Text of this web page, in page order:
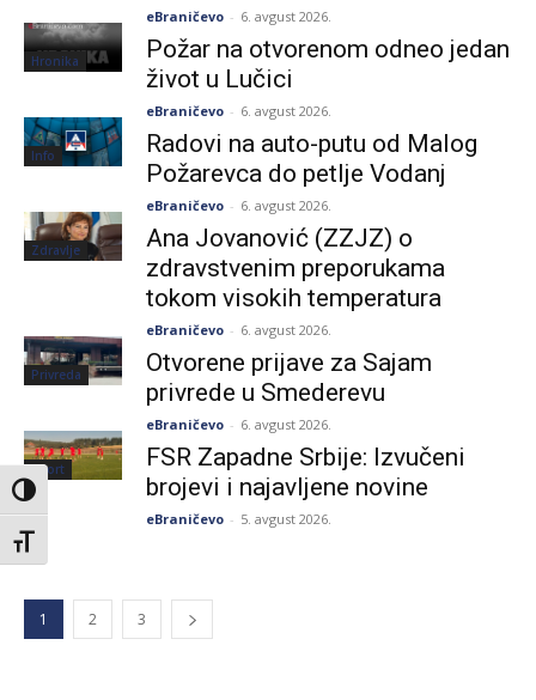
Toggle High Contrast
Toggle Font size
eBraničevo - 6. avgust 2026.
Hronika
Požar na otvorenom odneo jedan
život u Lučici
eBraničevo - 6. avgust 2026.
Info
Radovi na auto-putu od Malog
Požarevca do petlje Vodanj
eBraničevo - 6. avgust 2026.
Zdravlje
Ana Jovanović (ZZJZ) o
zdravstvenim preporukama
tokom visokih temperatura
eBraničevo - 6. avgust 2026.
Privreda
Otvorene prijave za Sajam
privrede u Smederevu
eBraničevo - 6. avgust 2026.
Sport
FSR Zapadne Srbije: Izvučeni
brojevi i najavljene novine
eBraničevo - 5. avgust 2026.
1 2 3